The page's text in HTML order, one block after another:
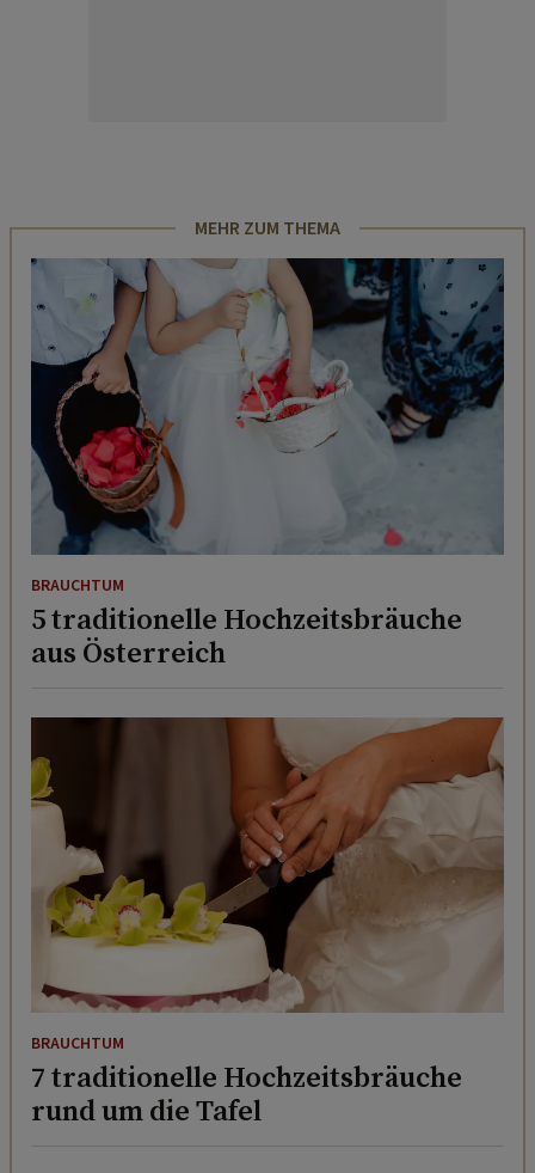
MEHR ZUM THEMA
BRAUCHTUM
5 traditionelle Hochzeitsbräuche
aus Österreich
BRAUCHTUM
7 traditionelle Hochzeitsbräuche
rund um die Tafel